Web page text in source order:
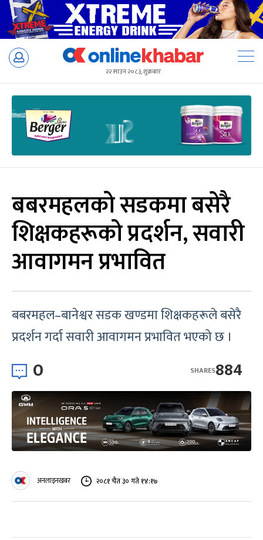
Skip
२२ साउन २०८३, शुक्रबार
बबरमहलको सडकमा बसेरै
शिक्षकहरूको प्रदर्शन, सवारी
आवागमन प्रभावित
बबरमहल–बानेश्वर सडक खण्डमा शिक्षकहरूले बसेरै
प्रदर्शन गर्दा सवारी आवागमन प्रभावित भएको छ ।
0 884
SHARES
अनलाइनखबर २०८१ चैत ३० गते १४:१७